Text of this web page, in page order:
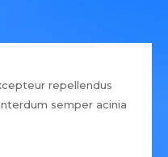
repellendus
semper acinia